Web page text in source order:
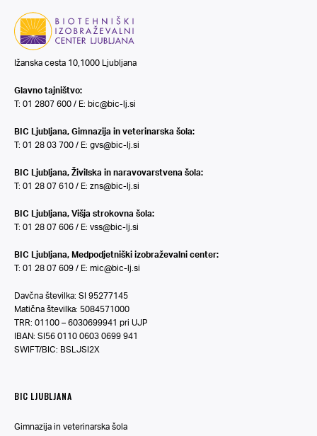
Ižanska cesta 10,1000 Ljubljana
Glavno tajništvo:
T: 01 2807 600 / E: bic@bic-lj.si
BIC Ljubljana, Gimnazija in veterinarska šola:
T: 01 28 03 700 / E: gvs@bic-lj.si
BIC Ljubljana, Živilska in naravovarstvena šola:
T: 01 28 07 610 / E: zns@bic-lj.si
BIC Ljubljana, Višja strokovna šola:
T: 01 28 07 606 / E: vss@bic-lj.si
BIC Ljubljana, Medpodjetniški izobraževalni center:
T: 01 28 07 609 / E: mic@bic-lj.si
Davčna številka: SI 95277145
Matična številka: 5084571000
TRR: 01100 – 6030699941 pri UJP
IBAN: SI56 0110 0603 0699 941
SWIFT/BIC: BSLJSI2X
BIC LJUBLJANA
Gimnazija in veterinarska šola